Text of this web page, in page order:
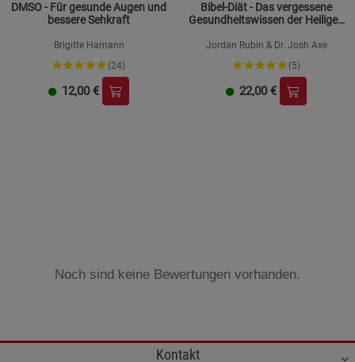
DMSO - Für gesunde Augen und
bessere Sehkraft
Brigitte Hamann
(24)
12,00 €
Bibel-Diät - Das vergessene
Gesundheitswissen der Heiligen
Jordan Rubin & Dr. Josh Axe
(5)
22,00 €
Noch sind keine Bewertungen vorhanden.
Kontakt